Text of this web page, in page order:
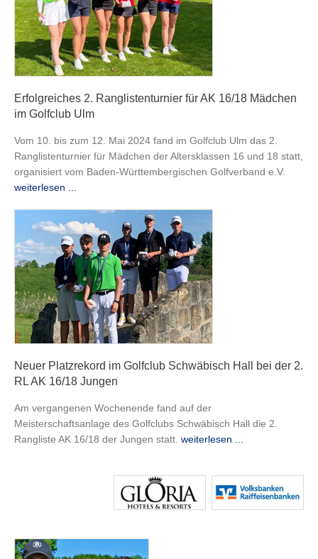
Erfolgreiches 2. Ranglistenturnier für AK 16/18 Mädchen
im Golfclub Ulm
Vom 10. bis zum 12. Mai 2024 fand im Golfclub Ulm das 2.
Ranglistenturnier für Mädchen der Altersklassen 16 und 18 statt,
organisiert vom Baden-Württembergischen Golfverband e.V.
weiterlesen ...
Neuer Platzrekord im Golfclub Schwäbisch Hall bei der 2.
RL AK 16/18 Jungen
Am vergangenen Wochenende fand auf der
Meisterschaftsanlage des Golfclubs Schwäbisch Hall die 2.
Rangliste AK 16/18 der Jungen statt. weiterlesen ...